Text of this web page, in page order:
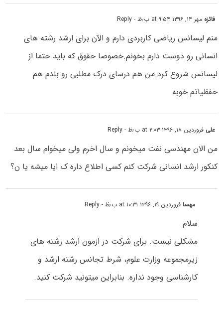
فائزه مهر ۱۴, ۱۳۹۶ at ۹:۵۴ ب٫ظ - Reply
منم لیسانس ریاضی کاربردی دارم و الآن برای ارشد رشته های
انسانی رو دوست دارم بخونم.خصوصا حقوق که باید حتما از
لیسانس شروع کرد.من هم درسای درک مطلبی رو بلدم هم
حفظیاتم خوبه
علی فروردین ۱۸, ۱۳۹۶ at ۲:۰۳ ب٫ظ - Reply
من الان مهندسی نفت میخونم و سال اخرم ولی میخوام سال بعد
کنکور ارشد انسانی شرکت کنم کسی اطلاع داره ک ایا میشه یا ن؟
مهسافروردین ۱۹, ۱۳۹۶ at ۱۰:۳۱ ب٫ظ - Reply
سلام
مشکلی نیست. برای شرکت در ازمون ارشد رشته های
زیرمجموعه وزارت علوم، شرط تجانس رشته ارشد و
کارشناسی وجود نداره. بنابراین میتونید شرکت کنید.